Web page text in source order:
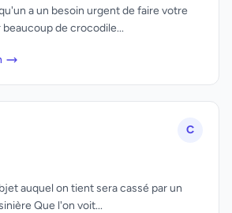
a un besoin urgent de faire votre
de crocodile...
C
auquel on tient sera cassé par un
Que l'on voit...